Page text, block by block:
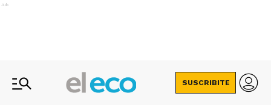
Ads
SUSCRIBITE